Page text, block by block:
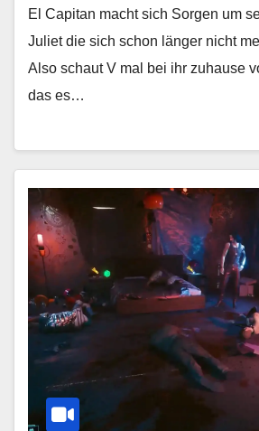
El Capitan macht sich Sorgen um
Juliet die sich schon länger nicht
Also schaut V mal bei ihr zuhause
das es…